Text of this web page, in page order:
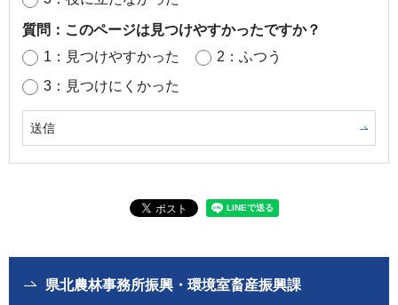
質問：このページは見つけやすかったですか？
1：見つけやすかった
2：ふつう
3：見つけにくかった
県北農林事務所振興・環境室畜産振興課